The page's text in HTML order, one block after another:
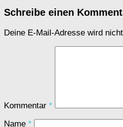
Schreibe einen
Deine E-Mail-Adresse wird
Kommentar *
Name *